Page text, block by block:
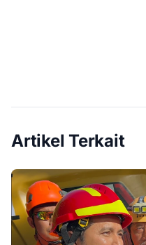
Artikel Terkait